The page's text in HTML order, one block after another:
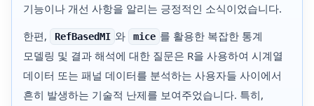
기능이나 개선 사항을 알리는 긍정적인 소식이었습니다.
한편,
RefBasedMI 와 mice 를 활용한 복잡한 통계
모델링 및 결과 해석에 대한 질문은 R을 사용하여 시계열
데이터 또는 패널 데이터를 분석하는 사용자들 사이에서
흔히 발생하는 기술적 난제를 보여주었습니다. 특히,